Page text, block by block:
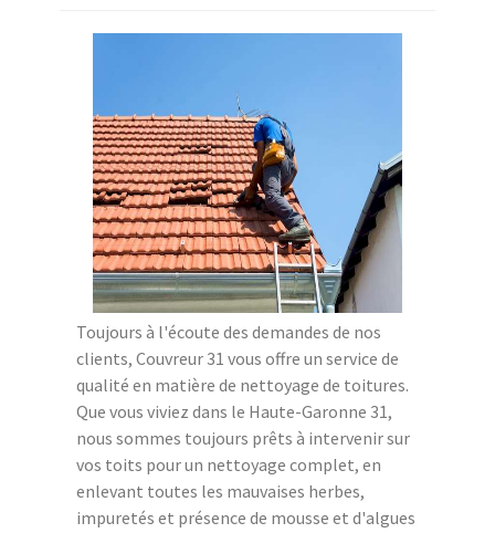
Toujours à l'écoute des demandes de nos
clients, Couvreur 31 vous offre un service de
qualité en matière de nettoyage de toitures.
Que vous viviez dans le Haute-Garonne 31,
nous sommes toujours prêts à intervenir sur
vos toits pour un nettoyage complet, en
enlevant toutes les mauvaises herbes,
impuretés et présence de mousse et d'algues